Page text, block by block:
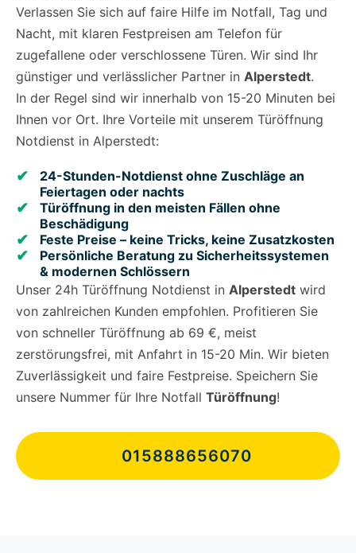
Verlassen Sie sich auf faire Hilfe im Notfall, Tag und
Nacht, mit klaren Festpreisen am Telefon für
zugefallene oder verschlossene Türen. Wir sind Ihr
günstiger und verlässlicher Partner in Alperstedt.
In der Regel sind wir innerhalb von 15-20 Minuten bei
Ihnen vor Ort. Ihre Vorteile mit unserem Türöffnung
Notdienst in Alperstedt:
24-Stunden-Notdienst ohne Zuschläge an
Feiertagen oder nachts
Türöffnung in den meisten Fällen ohne
Beschädigung
Feste Preise – keine Tricks, keine Zusatzkosten
Persönliche Beratung zu Sicherheitssystemen
& modernen Schlössern
Unser 24h Türöffnung Notdienst in Alperstedt wird
von zahlreichen Kunden empfohlen. Profitieren Sie
von schneller Türöffnung ab 69 €, meist
zerstörungsfrei, mit Anfahrt in 15-20 Min. Wir bieten
Zuverlässigkeit und faire Festpreise. Speichern Sie
unsere Nummer für Ihre Notfall Türöffnung!
015888656070